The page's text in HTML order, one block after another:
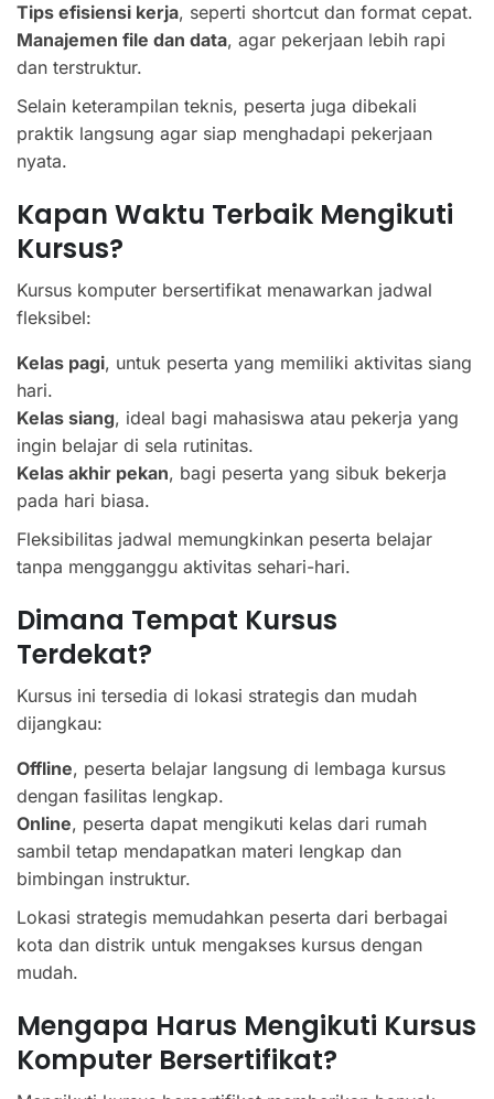
Tips efisiensi kerja, seperti shortcut dan format cepat.
Manajemen file dan data, agar pekerjaan lebih rapi
dan terstruktur.
Selain keterampilan teknis, peserta juga dibekali
praktik langsung agar siap menghadapi pekerjaan
nyata.
Kapan Waktu Terbaik Mengikuti
Kursus?
Kursus komputer bersertifikat menawarkan jadwal
fleksibel:
Kelas pagi, untuk peserta yang memiliki aktivitas siang
hari.
Kelas siang, ideal bagi mahasiswa atau pekerja yang
ingin belajar di sela rutinitas.
Kelas akhir pekan, bagi peserta yang sibuk bekerja
pada hari biasa.
Fleksibilitas jadwal memungkinkan peserta belajar
tanpa mengganggu aktivitas sehari-hari.
Dimana Tempat Kursus
Terdekat?
Kursus ini tersedia di lokasi strategis dan mudah
dijangkau:
Offline, peserta belajar langsung di lembaga kursus
dengan fasilitas lengkap.
Online, peserta dapat mengikuti kelas dari rumah
sambil tetap mendapatkan materi lengkap dan
bimbingan instruktur.
Lokasi strategis memudahkan peserta dari berbagai
kota dan distrik untuk mengakses kursus dengan
mudah.
Mengapa Harus Mengikuti Kursus
Komputer Bersertifikat?